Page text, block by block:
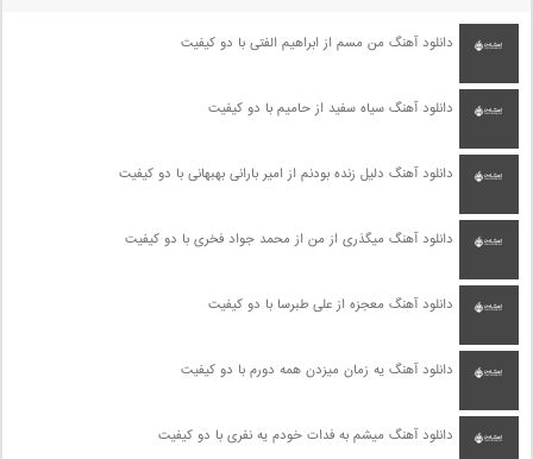
دانلود آهنگ من مسم از ابراهیم الفتی با دو کیفیت
دانلود آهنگ سیاه سفید از حامیم با دو کیفیت
دانلود آهنگ دلیل زنده بودنم از امیر بارانی بهبهانی با دو کیفیت
دانلود آهنگ میگذری از من از محمد جواد فخری با دو کیفیت
دانلود آهنگ معجزه از علی طبرسا با دو کیفیت
دانلود آهنگ یه زمان میزدن همه دورم با دو کیفیت
دانلود آهنگ میشم به فدات خودم یه نفری با دو کیفیت